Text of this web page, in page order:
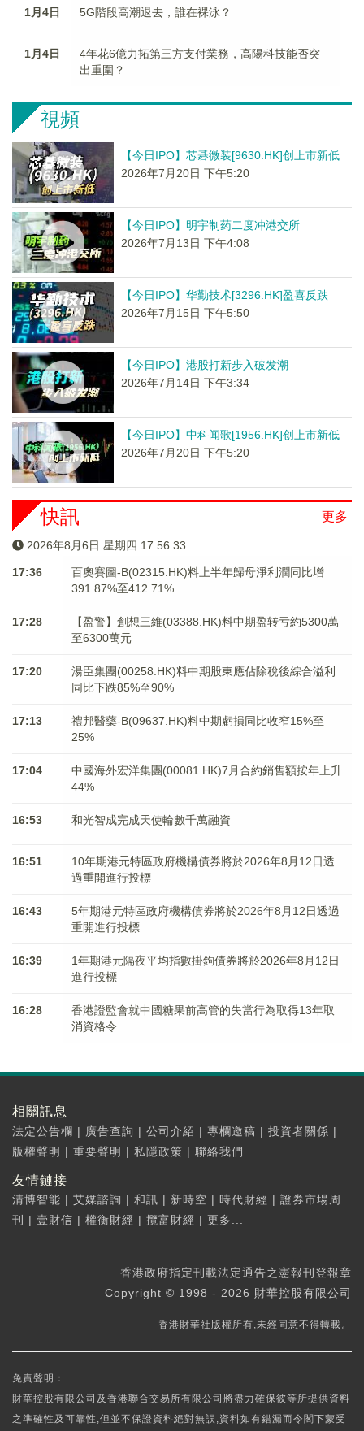
1月4日 5G階段高潮退去，誰在裸泳？
1月4日
4年花6億力拓第三方支付業務，高陽科技能否突
出重圍？
視頻
【今日IPO】芯碁微装[9630.HK]创上市新低
2026年7月20日 下午5:20
【今日IPO】明宇制药二度冲港交所
2026年7月13日 下午4:08
【今日IPO】华勤技术[3296.HK]盈喜反跌
2026年7月15日 下午5:50
【今日IPO】港股打新步入破发潮
2026年7月14日 下午3:34
【今日IPO】中科闻歌[1956.HK]创上市新低
2026年7月20日 下午5:20
更多
快訊
2026年8月6日 星期四 17:56:34
17:36
百奧賽圖-B(02315.HK)料上半年歸母淨利潤同比增
391.87%至412.71%
17:28
【盈警】創想三維(03388.HK)料中期盈转亏約5300萬
至6300萬元
17:20
湯臣集團(00258.HK)料中期股東應佔除稅後綜合溢利
同比下跌85%至90%
17:13
禮邦醫藥-B(09637.HK)料中期虧損同比收窄15%至
25%
17:04
中國海外宏洋集團(00081.HK)7月合約銷售額按年上升
44%
16:53 和光智成完成天使輪數千萬融資
16:51
10年期港元特區政府機構債券將於2026年8月12日透
過重開進行投標
16:43
5年期港元特區政府機構債券將於2026年8月12日透過
重開進行投標
16:39
1年期港元隔夜平均指數掛鉤債券將於2026年8月12日
進行投標
16:28
香港證監會就中國糖果前高管的失當行為取得13年取
消資格令
相關訊息
法定公告欄 | 廣告查詢 | 公司介紹 | 專欄邀稿 | 投資者關係 |
版權聲明 | 重要聲明 | 私隱政策 | 聯絡我們
友情鏈接
清博智能 | 艾媒諮詢 | 和訊 | 新時空 | 時代財經 | 證券市場周
刊
| 壹財信 | 權衡財經 | 攬富財經 | 更多...
香港政府指定刊載法定通告之憲報刊登報章
Copyright © 1998 - 2026 財華控股有限公司
香港財華社版權所有,未經同意不得轉載。
免責聲明：
財華控股有限公司及香港聯合交易所有限公司將盡力確保彼等所提供資料
之準確性及可靠性,但並不保證資料絕對無誤,資料如有錯漏而令閣下蒙受